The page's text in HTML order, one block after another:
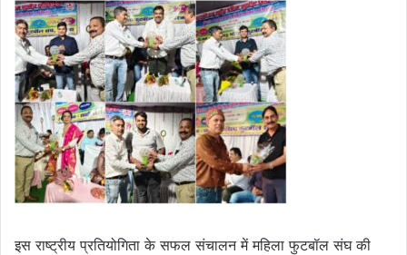
इस राष्ट्रीय प्रतियोगिता के सफल संचालन में महिला फुटबॉल संघ की